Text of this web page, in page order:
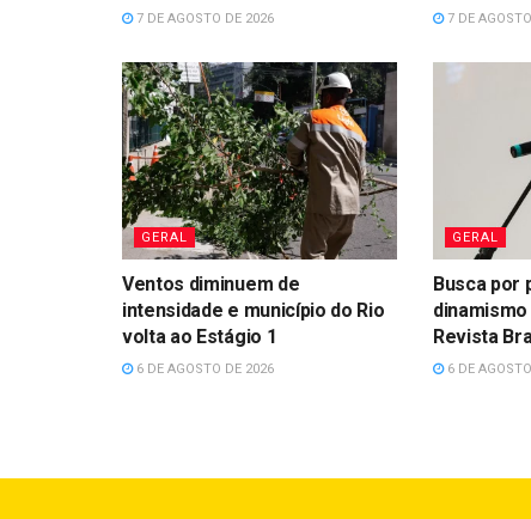
7 DE AGOSTO DE 2026 7 DE
GERAL
Ventos diminuem de
intensidade e município do Rio
volta ao Estágio 1
6 DE AGOSTO DE 2026
GERAL
Busca por
Revista
6 DE